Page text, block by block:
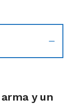
y un